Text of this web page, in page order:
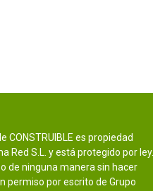
es propiedad
Red S.L. y está protegido por ley.
de ninguna manera sin hacer
permiso por escrito de Grupo